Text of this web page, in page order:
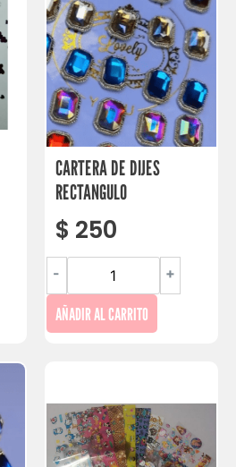
CARTERA DE DIJES
RECTANGULO
$ 250
- +
AÑADIR AL CARRITO